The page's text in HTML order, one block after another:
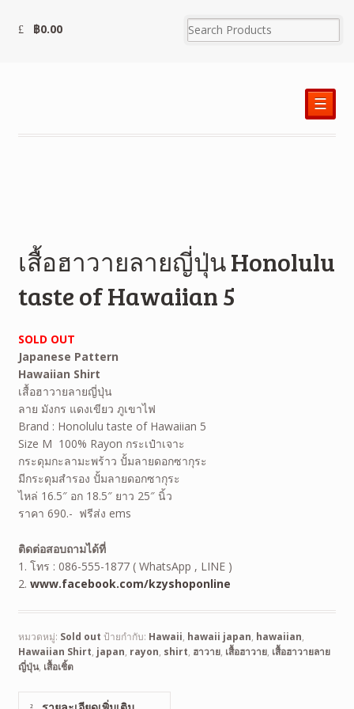
฿0.00
☰
เสื้อฮาวายลายญี่ปุ่น Honolulu
taste of Hawaiian 5
SOLD OUT
Japanese Pattern
Hawaiian Shirt
เสื้อฮาวายลายญี่ปุ่น
ลาย มังกร แดงเขียว ภูเขาไฟ
Brand : Honolulu taste of Hawaiian 5
Size M 100% Rayon กระเป๋าเจาะ
กระดุมกะลามะพร้าว ปั้มลายดอกซากุระ
มีกระดุมสำรอง ปั้มลายดอกซากุระ
ไหล่ 16.5″ อก 18.5″ ยาว 25″ นิ้ว
ราคา 690.- ฟรีส่ง ems
ติดต่อสอบถามได้ที่
1. โทร : 086-555-1877 ( WhatsApp , LINE )
2. www.facebook.com/kzyshoponline
หมวดหมู่: Sold out ป้ายกำกับ: Hawaii, hawaii japan, hawaiian,
Hawaiian Shirt, japan, rayon, shirt, ฮาวาย, เสื้อฮาวาย, เสื้อฮาวายลาย
ญี่ปุ่น, เสื้อเชิ้ต